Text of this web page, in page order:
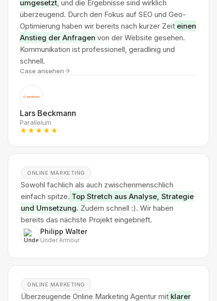
umgesetzt, und die Ergebnisse sind wirklich
überzeugend. Durch den Fokus auf SEO und Geo-
Optimierung haben wir bereits nach kurzer Zeit einen
Anstieg der Anfragen von der Website gesehen.
Kommunikation ist professionell, geradlinig und
schnell.
Case ansehen
Lars Beckmann
Parallelum
★★★★★
ONLINE MARKETING
Sowohl fachlich als auch zwischenmenschlich
einfach spitze. Top Stretch aus Analyse, Strategie
und Umsetzung. Zudem schnell :). Wir haben
bereits das nächste Projekt eingebrieft.
Philipp Walter
Under Armour
ONLINE MARKETING
Überzeugende Online Marketing Agentur mit klarer